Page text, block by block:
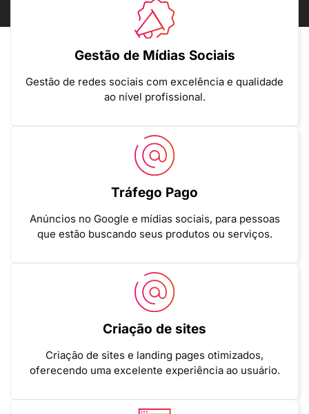
Gestão de Mídias Sociais
Gestão de redes sociais com excelência e qualidade
ao nível profissional.
Tráfego Pago
Anúncios no Google e mídias sociais, para pessoas
que estão buscando seus produtos ou serviços.
Criação de sites
Criação de sites e landing pages otimizados,
oferecendo uma excelente experiência ao usuário.